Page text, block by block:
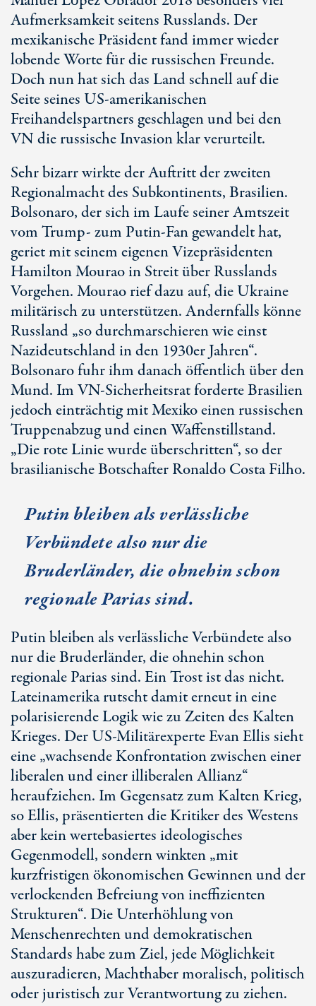
Aufmerksamkeit seitens Russlands. Der
mexikanische Präsident fand immer wieder
lobende Worte für die russischen Freunde.
Doch nun hat sich das Land schnell auf die
Seite seines US-amerikanischen
Freihandelspartners geschlagen und bei den
VN die russische Invasion klar verurteilt.
Sehr bizarr wirkte der Auftritt der zweiten
Regionalmacht des Subkontinents, Brasilien.
Bolsonaro, der sich im Laufe seiner Amtszeit
vom Trump- zum Putin-Fan gewandelt hat,
geriet mit seinem eigenen Vizepräsidenten
Hamilton Mourao in Streit über Russlands
Vorgehen. Mourao rief dazu auf, die Ukraine
militärisch zu unterstützen. Andernfalls könne
Russland „so durchmarschieren wie einst
Nazideutschland in den 1930er Jahren“.
Bolsonaro fuhr ihm danach öffentlich über den
Mund. Im VN-Sicherheitsrat forderte Brasilien
jedoch einträchtig mit Mexiko einen russischen
Truppenabzug und einen Waffenstillstand.
„Die rote Linie wurde überschritten“, so der
brasilianische Botschafter Ronaldo Costa Filho.
Putin bleiben als verlässliche
Verbündete also nur die
Bruderländer, die ohnehin schon
regionale Parias sind.
Putin bleiben als verlässliche Verbündete also
nur die Bruderländer, die ohnehin schon
regionale Parias sind. Ein Trost ist das nicht.
Lateinamerika rutscht damit erneut in eine
polarisierende Logik wie zu Zeiten des Kalten
Krieges. Der US-Militärexperte Evan Ellis sieht
eine „wachsende Konfrontation zwischen einer
liberalen und einer illiberalen Allianz“
heraufziehen. Im Gegensatz zum Kalten Krieg,
so Ellis, präsentierten die Kritiker des Westens
aber kein wertebasiertes ideologisches
Gegenmodell, sondern winkten „mit
kurzfristigen ökonomischen Gewinnen und der
verlockenden Befreiung von ineffizienten
Strukturen“. Die Unterhöhlung von
Menschenrechten und demokratischen
Standards habe zum Ziel, jede Möglichkeit
auszuradieren, Machthaber moralisch, politisch
oder juristisch zur Verantwortung zu ziehen.